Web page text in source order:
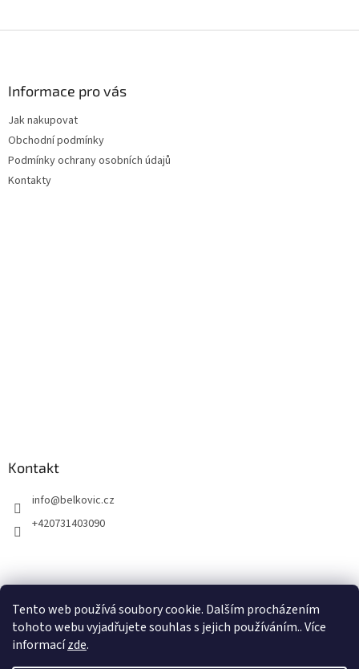
Tento web používá soubory cookie. Dalším procházením
tohoto webu vyjadřujete souhlas s jejich používáním.. Více
informacízde.
Informace pro vás
Jak nakupovat
Obchodní podmínky
Podmínky ochrany osobních údajů
Kontakty
Kontakt
info@belkovic.cz
+420731403090